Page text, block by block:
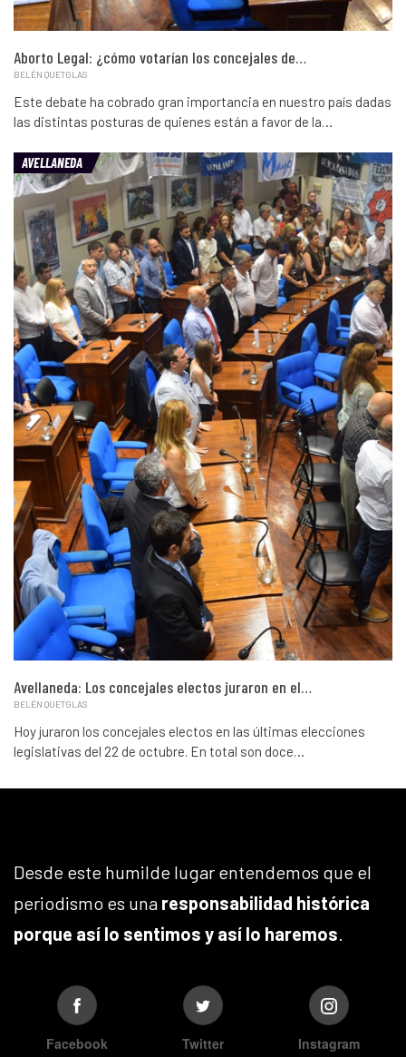
Aborto Legal: ¿cómo votarían los concejales de…
BELÉN QUETGLAS
Este debate ha cobrado gran importancia en nuestro país dadas
las distintas posturas de quienes están a favor de la…
AVELLANEDA
Avellaneda: Los concejales electos juraron en el…
BELÉN QUETGLAS
Hoy juraron los concejales electos en las últimas elecciones
legislativas del 22 de octubre. En total son doce…
Desde este humilde lugar entendemos que el
periodismo es una responsabilidad histórica
porque así lo sentimos y así lo haremos.
Facebook Twitter Instagram